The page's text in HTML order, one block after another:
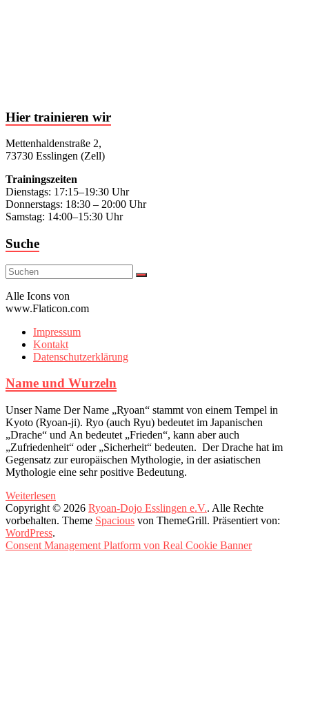
Hier trainieren wir
Mettenhaldenstraße 2,
73730 Esslingen (Zell)
Trainingszeiten
Dienstags: 17:15–19:30 Uhr
Donnerstags: 18:30 – 20:00 Uhr
Samstag: 14:00–15:30 Uhr
Suche
Alle Icons von
www.Flaticon.com
Impressum
Kontakt
Datenschutzerklärung
Name und Wurzeln
Unser Name Der Name „Ryoan“ stammt von einem Tempel in
Kyoto (Ryoan-ji). Ryo (auch Ryu) bedeutet im Japanischen
„Drache“ und An bedeutet „Frieden“, kann aber auch
„Zufriedenheit“ oder „Sicherheit“ bedeuten. Der Drache hat im
Gegensatz zur europäischen Mythologie, in der asiatischen
Mythologie eine sehr positive Bedeutung.
Weiterlesen
Copyright © 2026 Ryoan-Dojo Esslingen e.V.. Alle Rechte
vorbehalten. Theme Spacious von ThemeGrill. Präsentiert von:
WordPress.
Consent Management Platform von Real Cookie Banner